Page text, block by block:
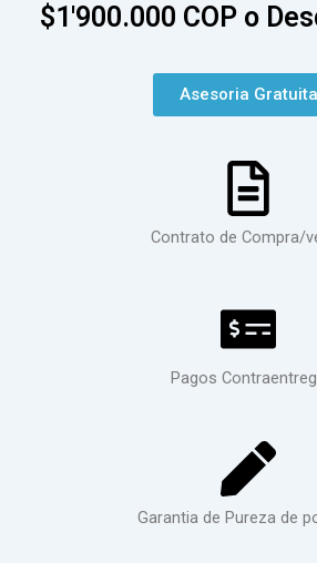
$1'900.000 COP o
Asesoria Gratuita
Contrato de Compra/
Pagos
Garantia de Pureza de